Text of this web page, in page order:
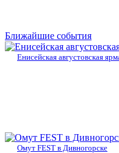
Ближайшие события
Енисейская августовская
Омут FEST в Дивногорске